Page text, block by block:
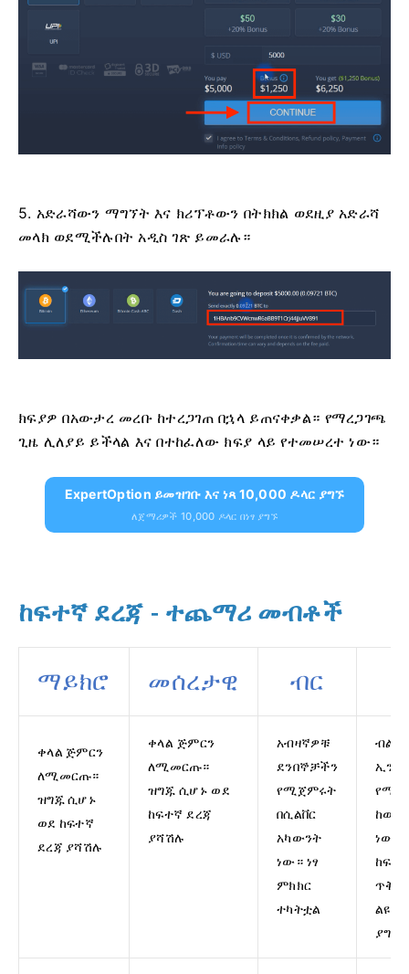
5. አድራሻውን ማግኘት እና ክሪፕቶውን በትክክል ወደዚያ አድራሻ
መላክ ወደሚችሉበት አዲስ ገጽ ይመራሉ።
ክፍያዎ በአውታረ መረቡ ከተረጋገጠ በኋላ ይጠናቀቃል። የማረጋገጫ
ጊዜ ሊለያይ ይችላል እና በተከፈለው ክፍያ ላይ የተመሠረተ ነው።
ExpertOption ይመዝገቡ እና ነጻ 10,000 ዶላር ያግኙ
ለጀማሪዎች 10,000 ዶላር በነፃ ያግኙ
ከፍተኛ ደረጃ - ተጨማሪ መብቶች
ማይክሮ መሰረታዊ ብር
ቀላል ጅምርን
ለሚመርጡ።
ዝግጁ ሲሆኑ
ወደ ከፍተኛ
ደረጃ ያሻሽሉ
ቀላል ጅምርን
ለሚመርጡ።
ዝግጁ ሲሆኑ ወደ
ከፍተኛ ደረጃ
ያሻሽሉ
አብዛኛዎቹ
ደንበኞቻችን
የሚጀምሩት
በሲልቨር
አካውንት
ነው። ነፃ
ምክክር
ተካትቷል
ብልጥ
ነው።
ጥቅም
ልዩ
ያግኙ